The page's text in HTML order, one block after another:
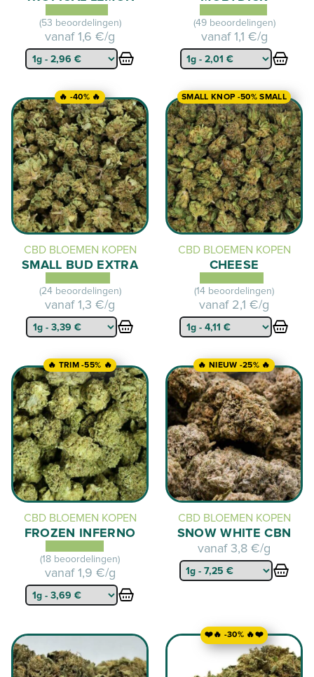
(53 beoordelingen)
vanaf1,6 €/g
(49 beoordelingen)
vanaf1,1 €/g
🔥 -40% 🔥
CBD BLOEMEN KOPEN
SMALL BUD EXTRA
(24 beoordelingen)
vanaf1,3 €/g
SMALL KNOP -50% SMALL
CBD BLOEMEN KOPEN
CHEESE
(14 beoordelingen)
vanaf 2,1 €/g
🔥 TRIM -55% 🔥
CBD BLOEMEN KOPEN
FROZEN INFERNO
(18 beoordelingen)
vanaf1,9 €/g
🔥 NIEUW -25% 🔥
CBD BLOEMEN KOPEN
SNOW WHITE CBN
vanaf 3,8 €/g
❤️🔥 -30% 🔥❤️